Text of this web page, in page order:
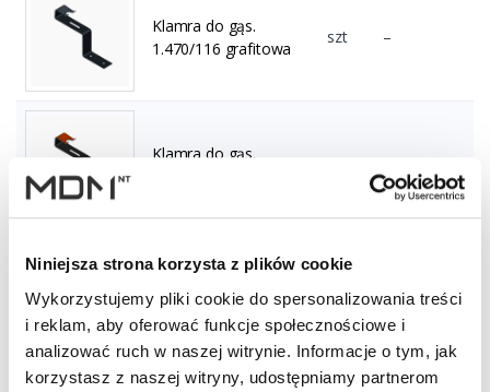
Niniejsza strona korzysta z plików cookie
Wykorzystujemy pliki cookie do spersonalizowania treści
i reklam, aby oferować funkcje społecznościowe i
analizować ruch w naszej witrynie. Informacje o tym, jak
korzystasz z naszej witryny, udostępniamy partnerom
Klamra do gąs.
1.470/116 grafitowa
szt –
Klamra do gąs.
1.470/116 c.brązowa
szt –